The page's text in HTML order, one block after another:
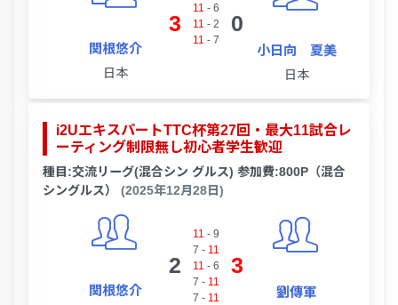
関根悠介
日本
3
11 - 6
11 - 2
11 - 7
0
小日向 夏美
日本
i2UエキスパートTTC杯第27回・最大11試合レ
ーティング制限無し初心者学生歓迎
種目:交流リーグ(混合シン グルス) 参加費:800P（混合
シングルス）
(2025年12月28日)
関根悠介
2
11 - 9
7 - 11
11 - 6
7 - 11
7 - 11
3
劉傳軍